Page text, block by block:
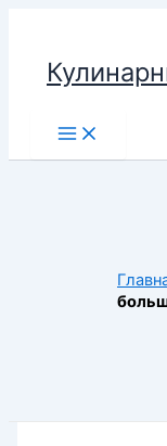
содержимому
Main
Menu